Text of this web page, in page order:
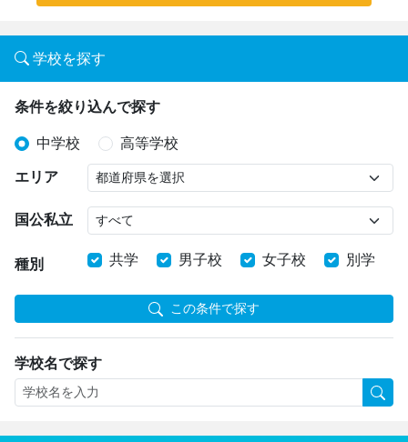
学校を探す
条件を絞り込んで探す
中学校 高等学校
エリア
国公私立
種別 共学 男子校 女子校 別学
この条件で探す
学校名で探す